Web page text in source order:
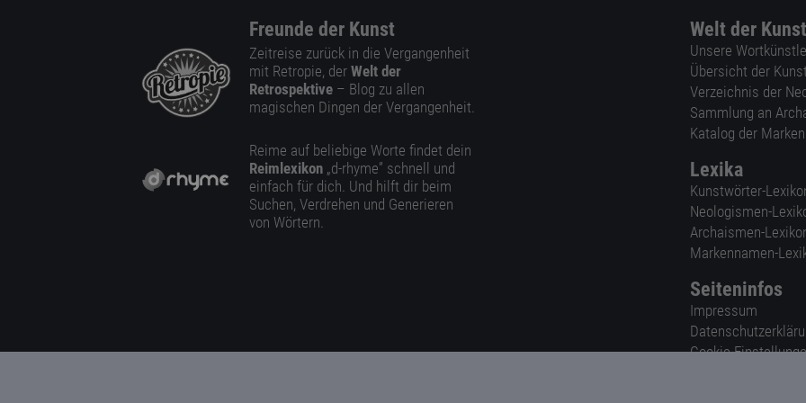
Freunde der Kunst
Zeitreise zurück in die Vergangenheit
mit Retropie, der Welt der
Retrospektive – Blog zu allen
magischen Dingen der Vergangenheit.
Reime auf beliebige Worte findet dein
Reimlexikon „d-rhyme” schnell und
einfach für dich. Und hilft dir beim
Suchen, Verdrehen und Generieren
von Wörtern.
Welt der
Unsere
Übersicht der
Verzeichnis der
Sammlung an
Katalog der
Lexika
Kunstwörter-
Neologismen-
Archaismen-
Markennamen-
Seiteninfos
Impressum
Cookie-